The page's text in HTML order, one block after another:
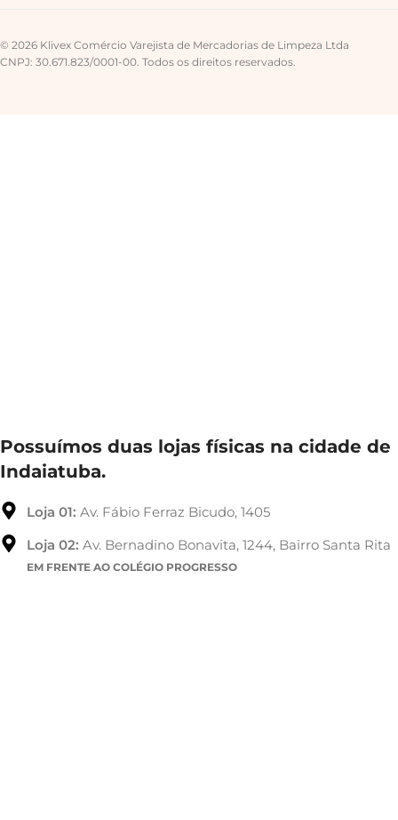
© 2026 Klivex Comércio Varejista de Mercadorias de Limpeza Ltda
CNPJ: 30.671.823/0001-00. Todos os direitos reservados.
Possuímos duas lojas físicas na cidade de
Indaiatuba.
Loja 01: Av. Fábio Ferraz Bicudo, 1405
Loja 02: Av. Bernadino Bonavita, 1244, Bairro Santa Rita
EM FRENTE AO COLÉGIO PROGRESSO